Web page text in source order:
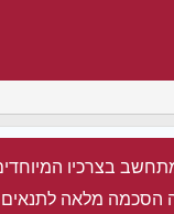
בצרכיו
הסכמה מלאה